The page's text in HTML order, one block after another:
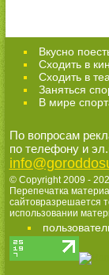
Вкусно
Сходить в
Cходить в
Заняться
В мире
По вопросам
по телефону и
© Copyright 2009 -
Перепечатка
сайтовразрешается
использовании